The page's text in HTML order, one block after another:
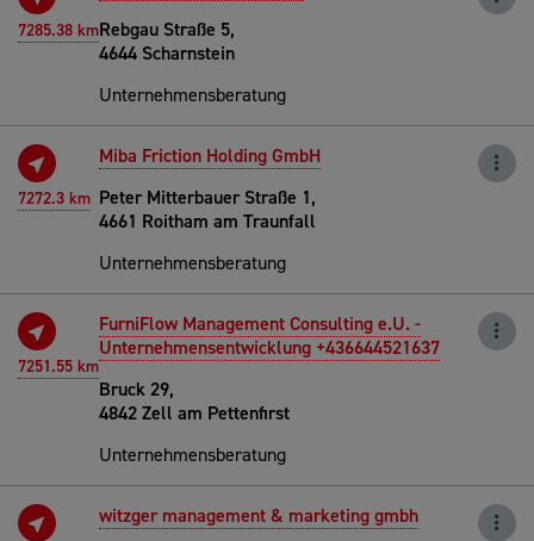
7285.38 kmRebgau Straße 5,
4644 Scharnstein
Unternehmensberatung
7272.3 km
Miba Friction Holding GmbH
Peter Mitterbauer Straße 1,
4661 Roitham am Traunfall
Unternehmensberatung
7251.55 km
FurniFlow Management Consulting e.U. -
Unternehmensentwicklung +436644521637
Bruck 29,
4842 Zell am Pettenfirst
Unternehmensberatung
witzger management & marketing gmbh